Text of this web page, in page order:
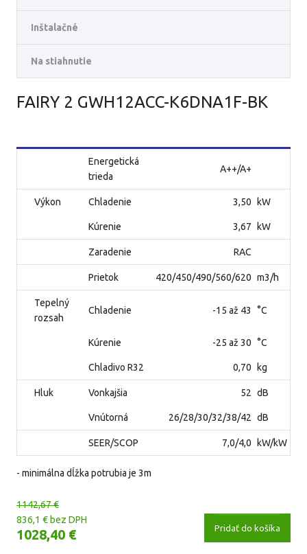
Inštalačné
Na stiahnutie
FAIRY 2 GWH12ACC-K6DNA1F-BK
Energetická
trieda
A++/A+
Výkon Chladenie 3,50 kW
Kúrenie 3,67 kW
Zaradenie RAC
Prietok 420/450/490/560/620 m3/h
Tepelný
rozsah
Chladenie -15 až 43 °C
Kúrenie -25 až 30 °C
Chladivo R32 0,70 kg
Hluk Vonkajšia 52 dB
Vnútorná 26/28/30/32/38/42 dB
SEER/SCOP 7,0/4,0 kW/kW
- minimálna dĺžka potrubia je 3m
1142,67 €
836,1 € bez DPH
1028,40 € Pridať do košíka